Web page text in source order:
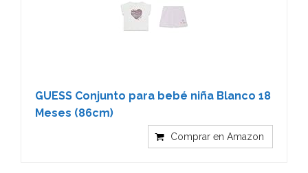
GUESS Conjunto para bebé niña Blanco 18
Meses (86cm)
Comprar en Amazon